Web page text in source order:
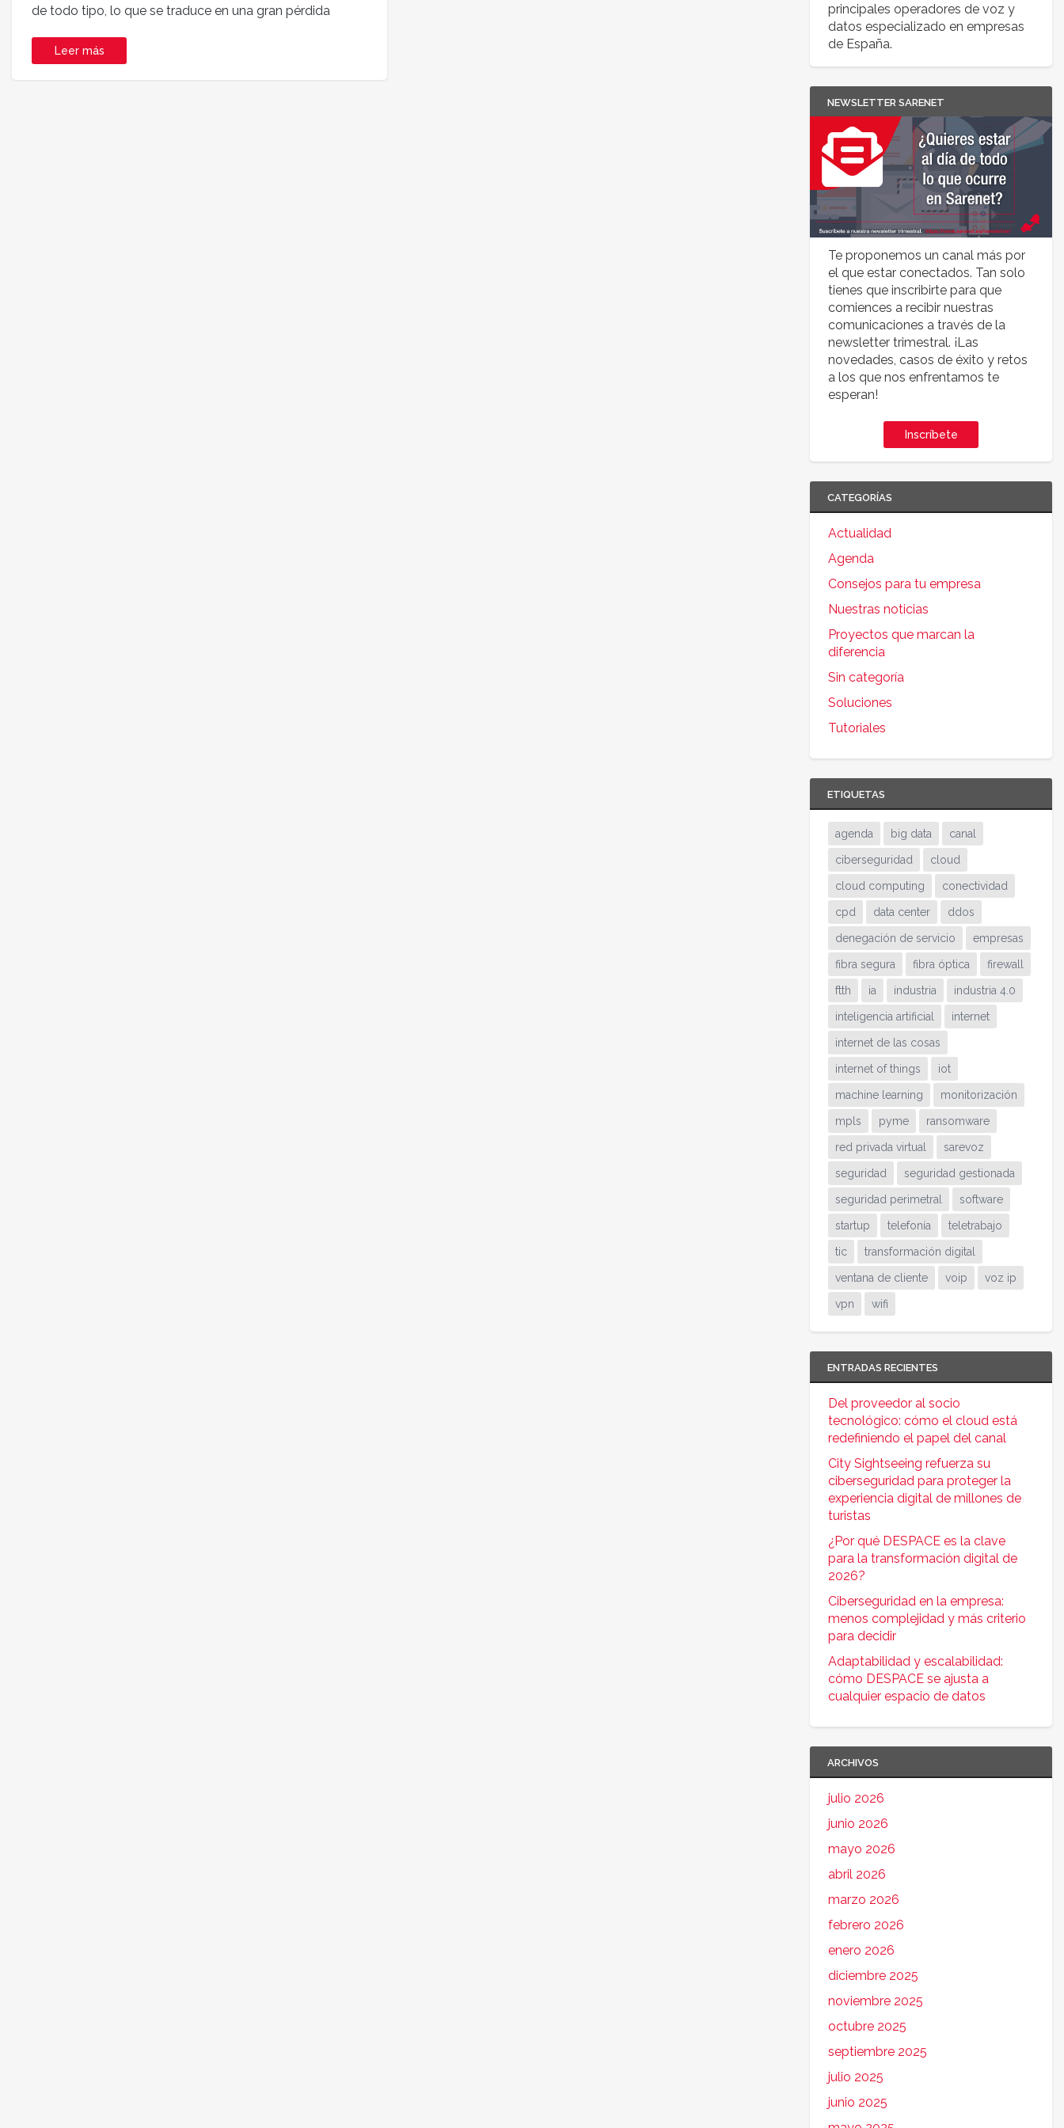
de todo tipo, lo que se traduce en una gran pérdida
Leer más
principales operadores de voz y
datos especializado en empresas
de España.
NEWSLETTER SARENET
Te proponemos un canal más por
el que estar conectados. Tan solo
tienes que inscribirte para que
comiences a recibir nuestras
comunicaciones a través de la
newsletter trimestral. ¡Las
novedades, casos de éxito y retos
a los que nos enfrentamos te
esperan!
Inscríbete
CATEGORÍAS
Actualidad
Agenda
Consejos para tu empresa
Nuestras noticias
Proyectos que marcan la
diferencia
Sin categoría
Soluciones
Tutoriales
ETIQUETAS
agenda big data canal
ciberseguridad cloud
cloud computing conectividad
cpd data center ddos
denegación de servicio empresas
fibra segura fibra óptica firewall
ftth ia industria industria 4.0
inteligencia artificial internet
internet de las cosas
internet of things iot
machine learning monitorización
mpls pyme ransomware
red privada virtual sarevoz
seguridad seguridad gestionada
seguridad perimetral software
startup telefonía teletrabajo
tic transformación digital
ventana de cliente voip voz ip
vpn wifi
ENTRADAS RECIENTES
Del proveedor al socio
tecnológico: cómo el cloud está
redefiniendo el papel del canal
City Sightseeing refuerza su
ciberseguridad para proteger la
experiencia digital de millones de
turistas
¿Por qué DESPACE es la clave
para la transformación digital de
2026?
Ciberseguridad en la empresa:
menos complejidad y más criterio
para decidir
Adaptabilidad y escalabilidad:
cómo DESPACE se ajusta a
cualquier espacio de datos
ARCHIVOS
julio 2026
junio 2026
mayo 2026
abril 2026
marzo 2026
febrero 2026
enero 2026
diciembre 2025
noviembre 2025
octubre 2025
septiembre 2025
julio 2025
junio 2025